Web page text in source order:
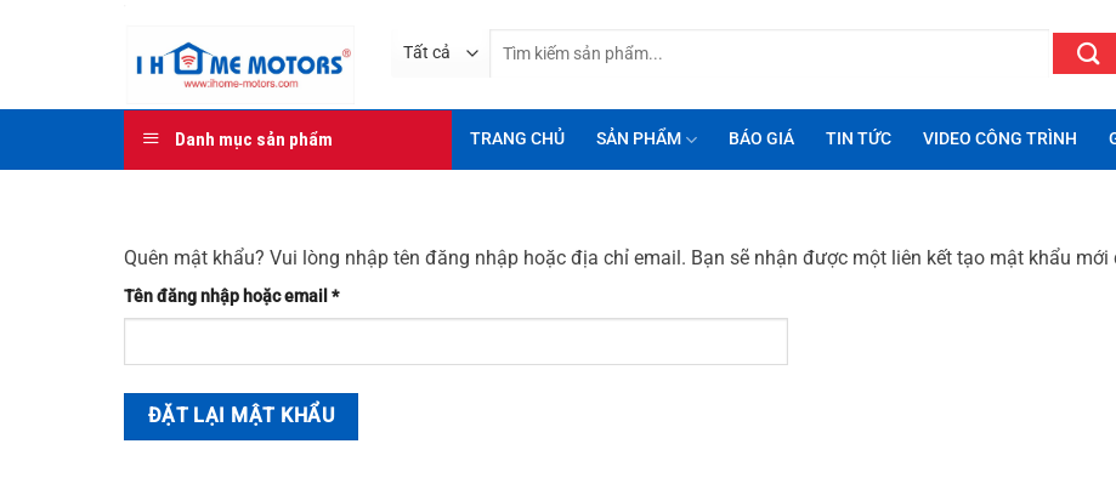
dung
Tìm
Danh mục sản phẩm TRANG CHỦ SẢN PHẨM BÁO GIÁ TIN TỨC VIDEO CÔNG TRÌNH
Quên mật khẩu? Vui lòng nhập tên đăng nhập hoặc địa chỉ email. Bạn sẽ nhận được một liên kết tạo mật khẩu mới
Tên đăng nhập hoặc email *Bắt
buộc
ĐẶT LẠI MẬT KHẨU